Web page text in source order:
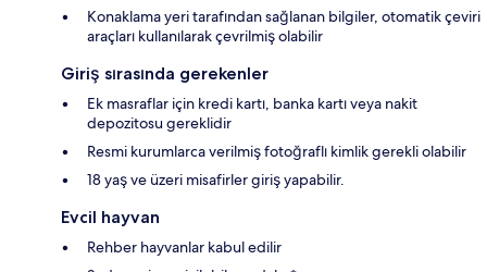
Konaklama yeri tarafından sağlanan bilgiler, otomatik çeviri
araçları kullanılarak çevrilmiş olabilir
Giriş sırasında gerekenler
Ek masraflar için kredi kartı, banka kartı veya nakit
depozitosu gereklidir
Resmi kurumlarca verilmiş fotoğraflı kimlik gerekli olabilir
18 yaş ve üzeri misafirler giriş yapabilir.
Evcil hayvan
Rehber hayvanlar kabul edilir